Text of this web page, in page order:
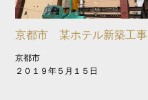
京都市 某ホテル新築工事
京都市
２０１９年５月１５日